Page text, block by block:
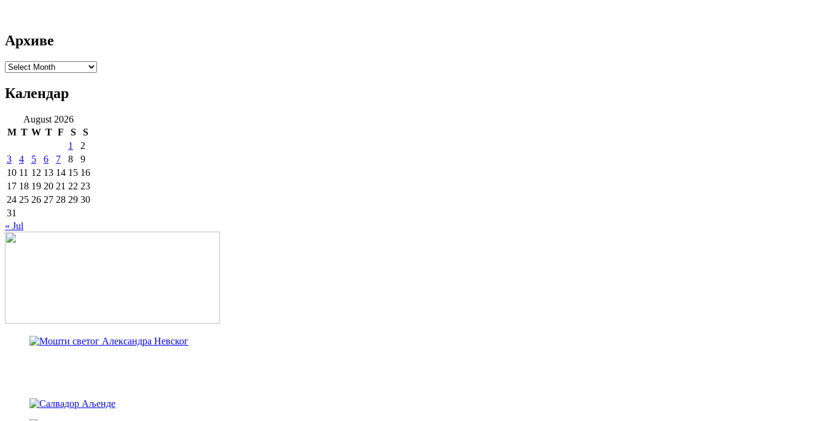
Архиве
Архиве
Календар
August 2026
M T W T F S
S
1
2
3
4 5 6 7 8
9
10 11 12 13 14 15 16
17 18 19 20 21 22 23
24 25 26 27 28 29 30
31
« Jul